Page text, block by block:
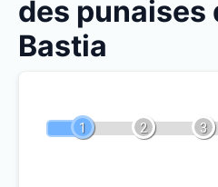
des punaises
Bastia
1 2 3